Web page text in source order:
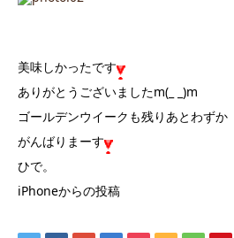
美味しかったです
ありがとうございましたm(_ _)m
ゴールデンウイークも残りあとわずか
がんばりまーす
ひで。
iPhoneからの投稿